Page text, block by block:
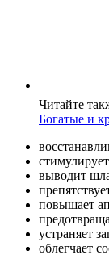
Читайте
Богатые и
выводит
повышает
устраняет
облегчает